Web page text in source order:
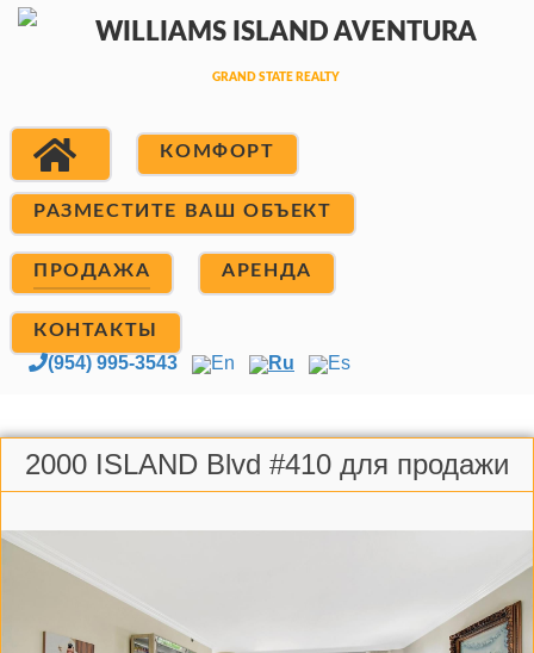
КОМФОРТ
РАЗМЕСТИТЕ ВАШ ОБЪЕКТ
ПРОДАЖА АРЕНДА
КОНТАКТЫ
(954) 995-3543 En Ru Es
2000 ISLAND Blvd #410 для продажи